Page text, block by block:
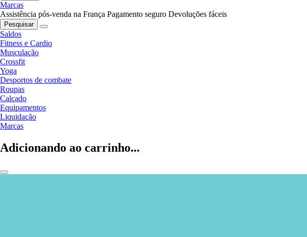
Marcas
Assistência pós-venda na França Pagamento seguro Devoluções fáceis
Pesquisar
Saldos
Fitness e Cardio
Musculação
Crossfit
Yoga
Desportos de combate
Roupas
Calçado
Equipamentos
Liquidação
Marcas
Adicionando ao carrinho...